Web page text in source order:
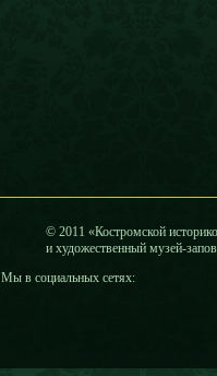
© 2011 «Костромской
и художественный музей-
Мы в социальных сетях: